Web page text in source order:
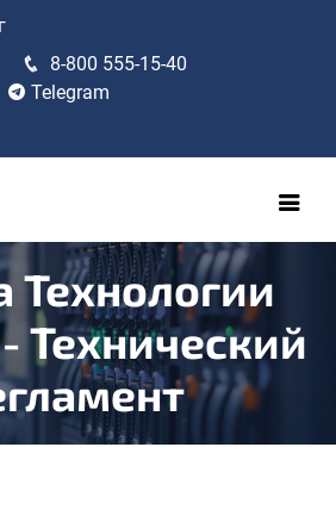
8-800 555-15-40
Telegram
Технологии
Технический